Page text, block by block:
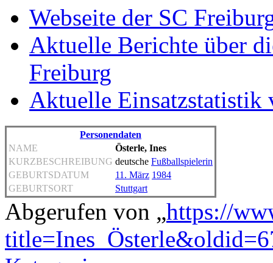
Webseite der SC
Aktuelle Berichte über
Freiburg
Aktuelle Einsatzstatistik
Personendaten
NAME
Österle, Ines
KURZBESCHREIBUNG deutsche Fußballspielerin
GEBURTSDATUM
11. März 1984
GEBURTSORT
Stuttgart
Abgerufen von „https://